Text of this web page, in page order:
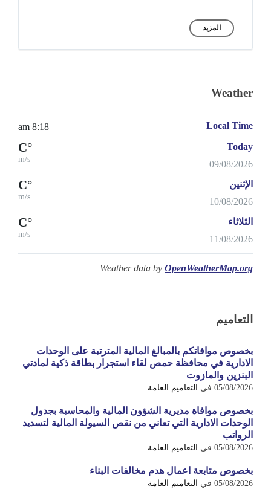
المزيد
Weather
Local Time
8:18 am
Today
09/08/2026
°C
m/s
الإثنين
10/08/2026
°C
m/s
الثلاثاء
11/08/2026
°C
m/s
Weather data by OpenWeatherMap.org
التعاميم
بخصوص موافاتكم بالمبالغ المالية المترتبة على الوحدات
الادارية في محافظة حمص لقاء استجرار بطاقة ذكية لمادتي
البنزين والمازوت
05/08/2026 في التعاميم العامة
بخصوص موافاة مديرية الشؤون المالية والمحاسبة بجدول
الوحدات الادارية التي تعاني من نقص السيولة المالية لتسديد
الرواتب
05/08/2026 في التعاميم العامة
بخصوص متابعة اعمال هدم مخالفات البناء
05/08/2026 في التعاميم العامة